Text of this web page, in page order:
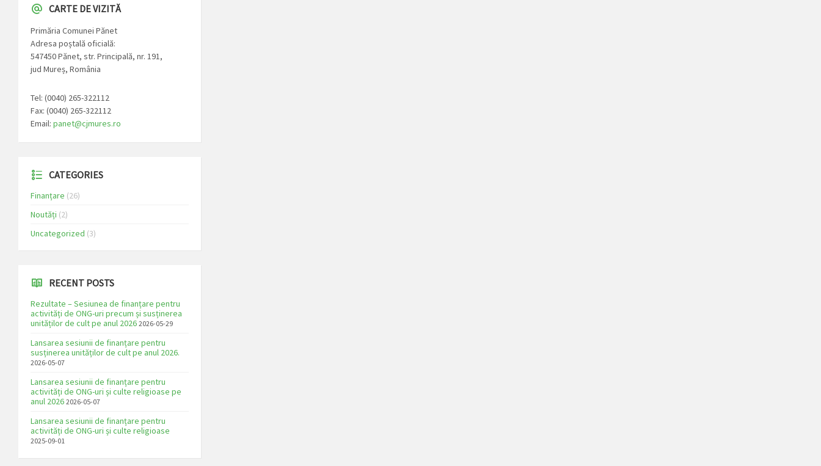
CARTE DE VIZITĂ
Primăria Comunei Pănet
Adresa poștală oficială:
547450 Pănet, str. Principală, nr. 191,
jud Mureș, România
Tel: (0040) 265-322112
Fax: (0040) 265-322112
Email: panet@cjmures.ro
CATEGORIES
Finanțare (26)
Noutăți (2)
Uncategorized (3)
RECENT POSTS
Rezultate – Sesiunea de finanțare pentru
activități de ONG-uri precum și susținerea
unităților de cult pe anul 2026 2026-05-29
Lansarea sesiunii de finanțare pentru
susținerea unităților de cult pe anul 2026.
2026-05-07
Lansarea sesiunii de finanțare pentru
activități de ONG-uri și culte religioase pe
anul 2026 2026-05-07
Lansarea sesiunii de finanțare pentru
activități de ONG-uri și culte religioase
2025-09-01